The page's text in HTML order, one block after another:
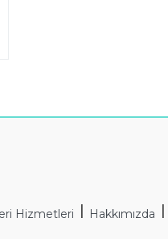
Hizmetleri I Hakkımızda I